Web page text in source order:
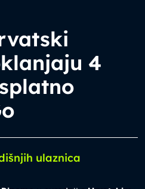
4
ulaznica